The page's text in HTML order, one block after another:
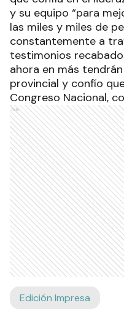
y su equipo “para
las miles y miles de
constantemente a
testimonios
ahora en más
provincial y confío
Congreso Nacional,
Ads
Edición Impresa